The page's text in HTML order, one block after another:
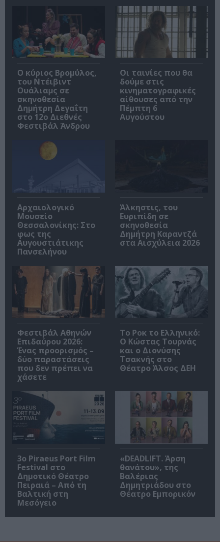
O κύριος Βρομύλος,
του Ντέιβιντ
Ουάλιαμς σε
σκηνοθεσία
Δημήτρη Δεγαΐτη
στο 12ο Διεθνές
Φεστιβάλ Άνδρου
Οι ταινίες που θα
δούμε στις
κινηματογραφικές
αίθουσες από την
Πέμπτη 6
Αυγούστου
Αρχαιολογικό
Μουσείο
Θεσσαλονίκης: Στο
φως της
Αυγουστιάτικης
Πανσελήνου
Άλκηστις, του
Ευριπίδη σε
σκηνοθεσία
Δημήτρη Καραντζά
στα Αισχύλεια 2026
Φεστιβάλ Αθηνών
Επιδαύρου 2026:
Ένας προορισμός –
δύο παραστάσεις
που δεν πρέπει να
χάσετε
Το Ροκ το Ελληνικό:
Ο Κώστας Τουρνάς
και ο Διονύσης
Τσακνής στο
Θέατρο Άλσος ΔΕΗ
3o Piraeus Port Film
Festival στο
Δημοτικό Θέατρο
Πειραιά – Από τη
Βαλτική στη
Μεσόγειο
«DEADLIFT. Άρση
θανάτου», της
Βαλέριας
Δημητριάδου στο
Θέατρο Εμπορικόν